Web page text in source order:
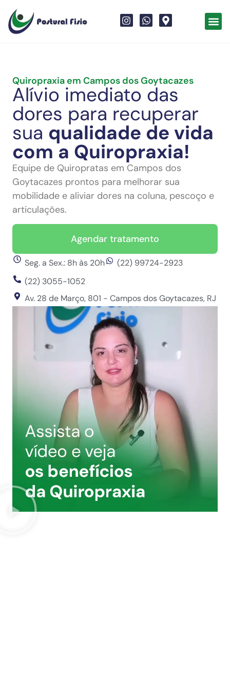
Quiropraxia em Campos dos Goytacazes
Alívio imediato das
dores para recuperar
sua qualidade de vida
com a Quiropraxia!
Equipe de Quiropratas em Campos dos
Goytacazes prontos para melhorar sua
mobilidade e aliviar dores na coluna, pescoço e
articulações.
Agendar tratamento
Seg. a Sex.: 8h às 20h
(22) 99724-2923
(22) 3055-1052
Av. 28 de Março, 801 - Campos dos Goytacazes, RJ